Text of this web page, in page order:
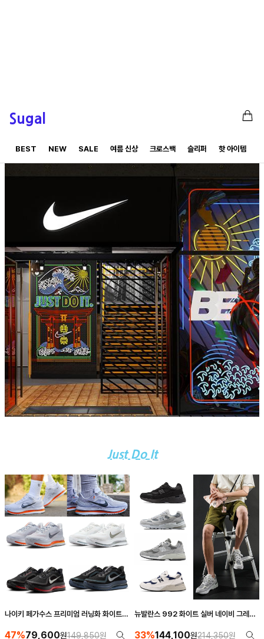
Sugal
BEST NEW SALE 여름 신상 크로스백 슬리퍼 핫 아이템
Just Do It
나이키 페가수스 프리미엄 러닝화 화이트
HQ2592-102/003/006(남녀 공용)
47%79,600원149,850원
뉴발란스 992 화이트 실버 네이비 그레이
M992EA
33%144,100원214,350원